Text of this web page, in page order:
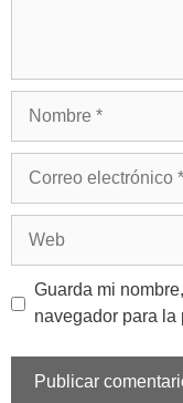
Guarda mi
navegador para la